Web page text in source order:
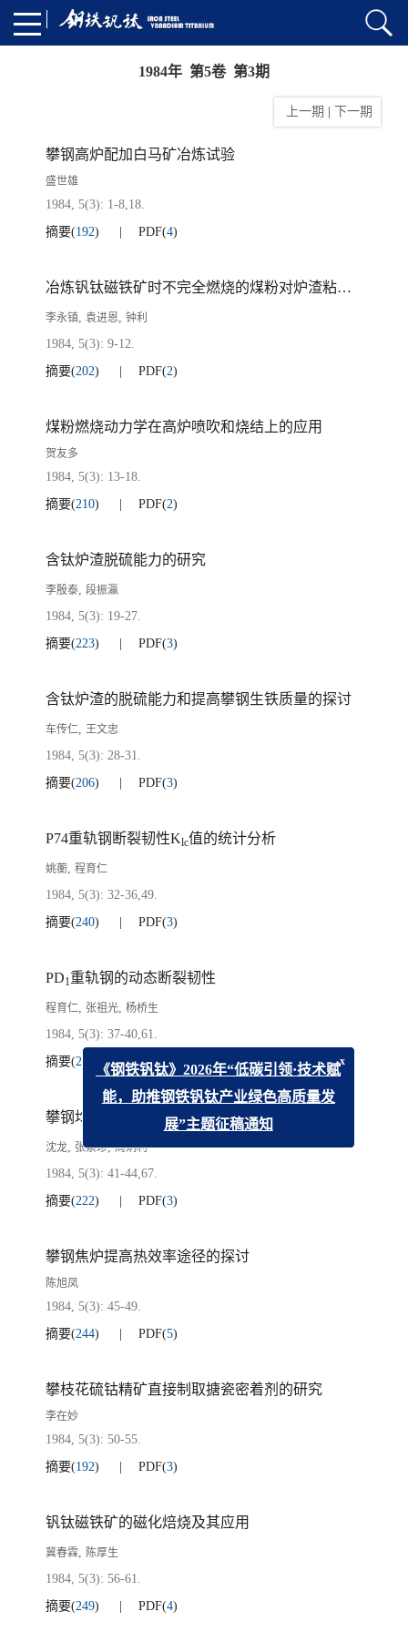
1984年 第5卷 第3期
上一期 下一期
攀钢高炉配加白马矿冶炼试验
盛世雄
1984, 5(3): 1-8,18.
摘要(192) PDF(4)
冶炼钒钛磁铁矿时不完全燃烧的煤粉对炉渣粘度的影响
李永镇, 袁进恩, 钟利
1984, 5(3): 9-12.
摘要(202) PDF(2)
煤粉燃烧动力学在高炉喷吹和烧结上的应用
贺友多
1984, 5(3): 13-18.
摘要(210) PDF(2)
含钛炉渣脱硫能力的研究
李殷泰, 段振瀛
1984, 5(3): 19-27.
摘要(223) PDF(3)
含钛炉渣的脱硫能力和提高攀钢生铁质量的探讨
车传仁, 王文忠
1984, 5(3): 28-31.
摘要(206) PDF(3)
P74重轨钢断裂韧性Klc值的统计分析
姚蘅, 程育仁
1984, 5(3): 32-36,49.
摘要(240) PDF(3)
PD1重轨钢的动态断裂韧性
程育仁, 张祖光, 杨桥生
1984, 5(3): 37-40,61.
摘要(222 PDF ( 3)
攀钢均热炉用火焰可调烧咀的研究
沈龙, 张素珍,周炳利
1984, 5(3): 41-44,67.
摘要(222) PDF(3)
攀钢焦炉提高热效率途径的探讨
陈旭凤
1984, 5(3): 45-49.
摘要(244) PDF(5)
攀枝花硫钴精矿直接制取搪瓷密着剂的研究
李在妙
1984, 5(3): 50-55.
摘要(192) PDF(3)
钒钛磁铁矿的磁化焙烧及其应用
冀春霖, 陈厚生
1984, 5(3): 56-61.
摘要(249) PDF(4)
《钢铁钒钛》2026年“低碳引领·技术赋
能，助推钢铁钒钛产业绿色高质量发